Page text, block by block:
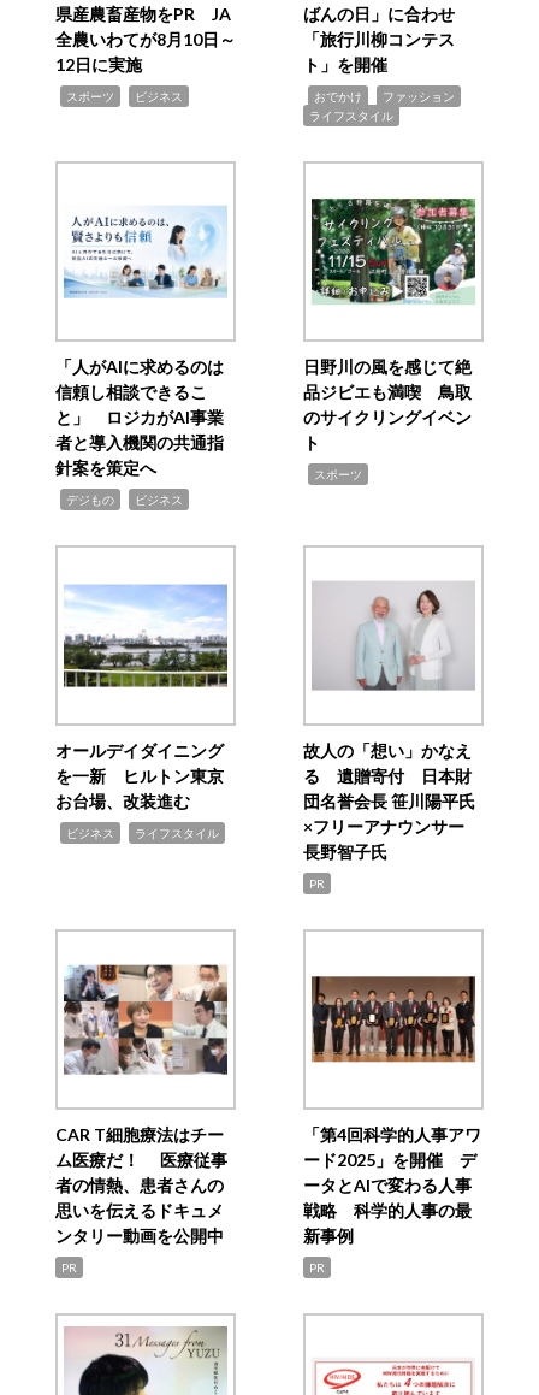
県産農畜産物をPR JA
全農いわてが8月10日～
12日に実施
スポーツ ビジネス
ばんの日」に合わせ
「旅行川柳コンテス
ト」を開催
おでかけ ファッション
ライフスタイル
「人がAIに求めるのは
信頼し相談できるこ
と」 ロジカがAI事業
者と導入機関の共通指
針案を策定へ
デジもの ビジネス
日野川の風を感じて絶
品ジビエも満喫 鳥取
のサイクリングイベン
ト
スポーツ
オールデイダイニング
を一新 ヒルトン東京
お台場、改装進む
ビジネス ライフスタイル
故人の「想い」かなえ
る 遺贈寄付 日本財
団名誉会長 笹川陽平氏
×フリーアナウンサー
長野智子氏
PR
CAR T細胞療法はチー
ム医療だ！ 医療従事
者の情熱、患者さんの
思いを伝えるドキュメ
ンタリー動画を公開中
PR
「第4回科学的人事アワ
ード2025」を開催 デ
ータとAIで変わる人事
戦略 科学的人事の最
新事例
PR